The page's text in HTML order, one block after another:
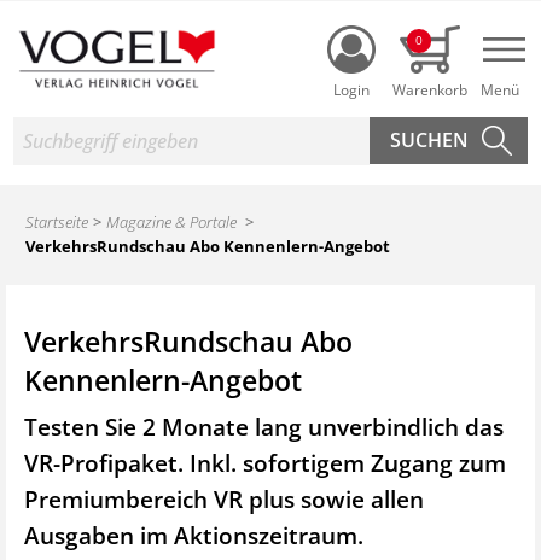
Login
0
Suche
Startseite
Magazine & Portale
VerkehrsRundschau Abo Kennenlern-Angebot
VerkehrsRundschau Abo
Kennenlern-Angebot
Testen Sie 2 Monate lang unverbindlich das
VR-Profipaket. Inkl. sofortigem Zugang zum
Premiumbereich VR plus sowie allen
Ausgaben im Aktionszeitraum.